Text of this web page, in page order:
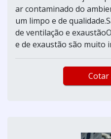
ar contaminado do
um limpo e de
de ventilação e
e de exaustão são muito